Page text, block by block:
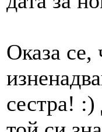
Оказа
сестра!